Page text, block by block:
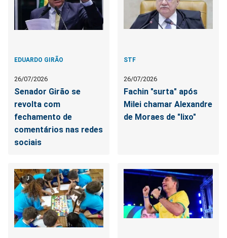
EDUARDO GIRÃO
26/07/2026
Senador Girão se
revolta com
fechamento de
comentários nas redes
sociais
STF
26/07/2026
Fachin "surta" após
Milei chamar Alexandre
de Moraes de "lixo"